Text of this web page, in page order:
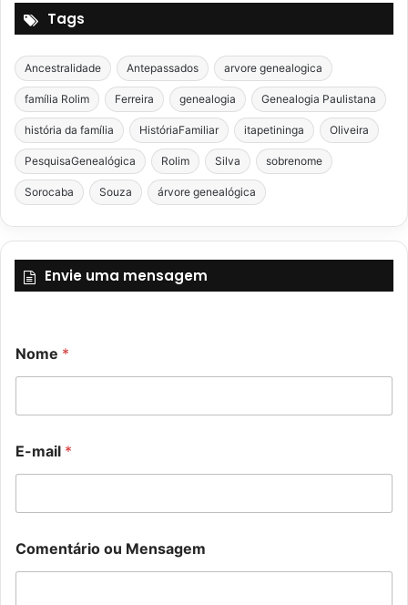
Tags
Ancestralidade Antepassados arvore genealogica
família Rolim Ferreira genealogia Genealogia Paulistana
história da família HistóriaFamiliar itapetininga Oliveira
PesquisaGenealógica Rolim Silva sobrenome
Sorocaba Souza árvore genealógica
Envie uma mensagem
e
n
e
m
N
m
o
Nome *
-
m
N
o
m
E-mail *
Comentário ou Mensagem